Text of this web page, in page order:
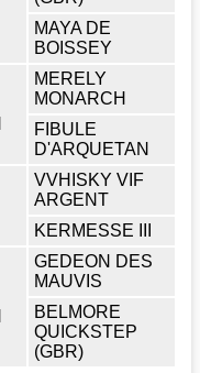
MAYA DE
BOISSEY
MERELY
MONARCH
FIBULE
D'ARQUETAN
VVHISKY VIF
ARGENT
KERMESSE III
GEDEON DES
MAUVIS
BELMORE
QUICKSTEP
(GBR)